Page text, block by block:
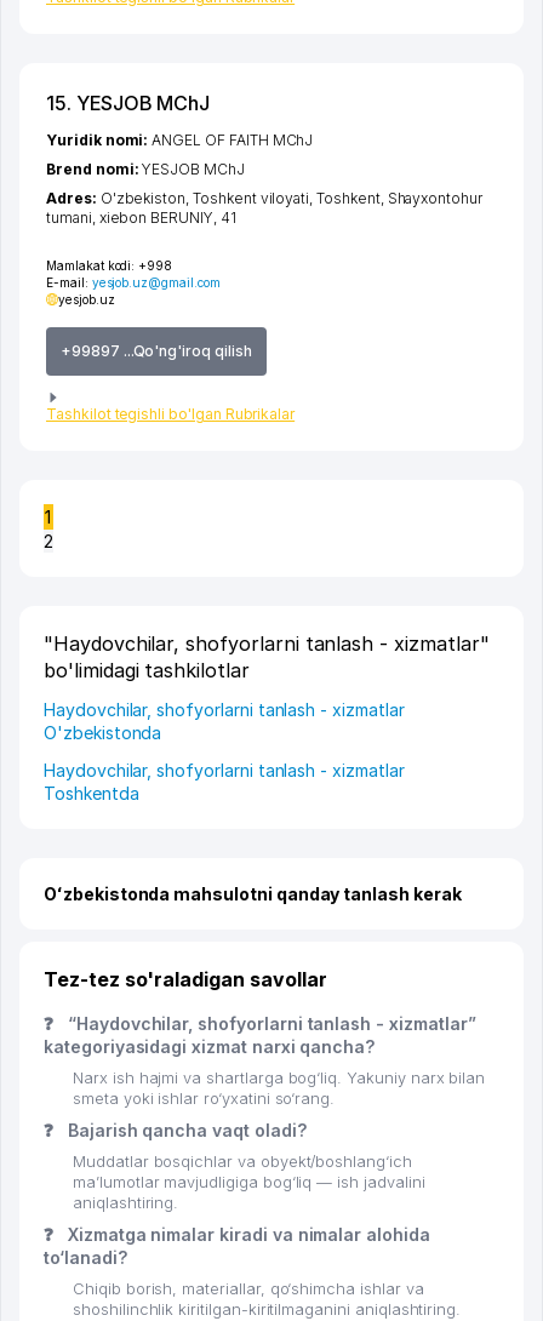
15. YESJOB MChJ
Mamlakat kodi: +998
E-mail: yesjob.uz@gmail.com
yesjob.uz
+99897 ...Qo'ng'iroq qilish
Tashkilot tegishli bo'lgan Rubrikalar
Yuridik nomi:ANGEL OF FAITH MChJ
Brend nomi:YESJOB MChJ
Adres: O'zbekiston,Toshkent viloyati,Toshkent, Shayxontohur
tumani, xiеbon BERUNIY, 41
1
2
"Haydovchilar, shofyorlarni tanlash - xizmatlar"
bo'limidagi tashkilotlar
Haydovchilar, shofyorlarni tanlash - xizmatlar
O'zbekistonda
Haydovchilar, shofyorlarni tanlash - xizmatlar
Toshkentda
Oʻzbekistonda mahsulotni qanday tanlash kerak
Tez-tez so'raladigan savollar
❓
“Haydovchilar, shofyorlarni tanlash - xizmatlar”
kategoriyasidagi xizmat narxi qancha?
Narx ish hajmi va shartlarga bog‘liq. Yakuniy narx bilan
smeta yoki ishlar ro‘yxatini so‘rang.
❓ Bajarish qancha vaqt oladi?
Muddatlar bosqichlar va obyekt/boshlang‘ich
ma’lumotlar mavjudligiga bog‘liq — ish jadvalini
aniqlashtiring.
❓
Xizmatga nimalar kiradi va nimalar alohida
to‘lanadi?
Chiqib borish, materiallar, qo‘shimcha ishlar va
shoshilinchlik kiritilgan-kiritilmaganini aniqlashtiring.